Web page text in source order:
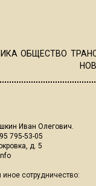
ОБЩЕСТВО
Иван Олегович.
795-53-05
д. 5
сотрудничество: